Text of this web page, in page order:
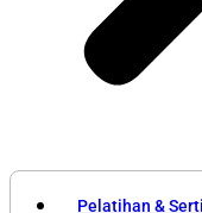
Pelatihan &